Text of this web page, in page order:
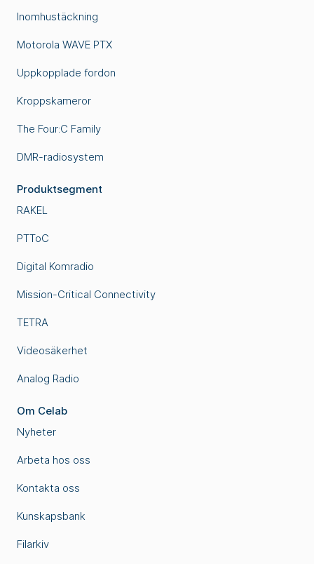
Inomhustäckning
Motorola WAVE PTX
Uppkopplade fordon
Kroppskameror
The Four:C Family
DMR-radiosystem
Produktsegment
RAKEL
PTToC
Digital Komradio
Mission-Critical Connectivity
TETRA
Videosäkerhet
Analog Radio
Om Celab
Nyheter
Arbeta hos oss
Kontakta oss
Kunskapsbank
Filarkiv